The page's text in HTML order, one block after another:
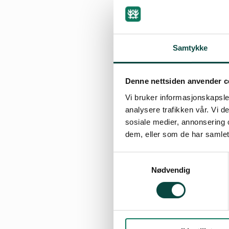
Samtykke
Denne nettsiden anvender
Vi bruker
analysere trafikken vår. Vi
sosiale medier,
dem, eller som de har
Nødvendig
Sammen med
på Svåheia
etableres et
har lav
viser at
produksjon på 1
Norsk Vind
det berører
heller.